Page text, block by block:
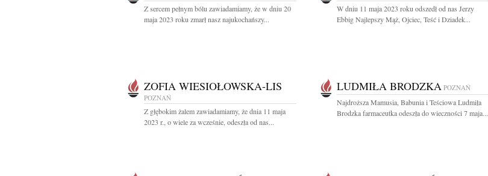
Z sercem pełnym bólu zawiadamiamy, że w dniu 20
maja 2023 roku zmarł nasz najukochańszy...
W dniu 11 maja 2023 roku odszedł od nas Jerzy
Ebbig Najlepszy Mąż, Ojciec, Teść i Dziadek...
ZOFIA WIESIOŁOWSKA-LIS
POZNAŃ
Z głębokim żalem zawiadamiamy, że dnia 11 maja
2023 r., o wiele za wcześnie, odeszła od nas...
LUDMIŁA BRODZKA POZNAŃ
Najdroższa Mamusia, Babunia i Teściowa Ludmiła
Brodzka farmaceutka odeszła do wieczności 7 maja...